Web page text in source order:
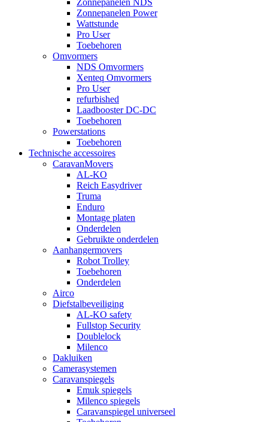
Zonnepanelen Power
Wattstunde
Pro User
Toebehoren
Omvormers
NDS Omvormers
Xenteq Omvormers
Pro User
refurbished
Laadbooster DC-DC
Toebehoren
Powerstations
Toebehoren
Technische accessoires
CaravanMovers
AL-KO
Reich Easydriver
Truma
Enduro
Montage platen
Onderdelen
Gebruikte onderdelen
Aanhangermovers
Robot Trolley
Toebehoren
Onderdelen
Airco
Diefstalbeveiliging
AL-KO safety
Fullstop Security
Doublelock
Milenco
Dakluiken
Camerasystemen
Caravanspiegels
Emuk spiegels
Milenco spiegels
Caravanspiegel universeel